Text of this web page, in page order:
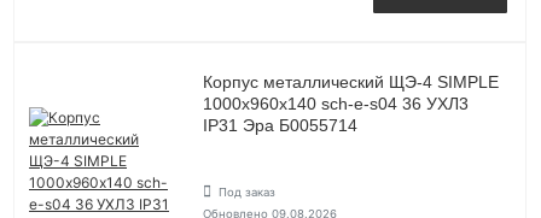
Корпус металлический ЩЭ-4 SIMPLE
1000х960х140 sch-e-s04 36 УХЛ3
IP31 Эра Б0055714
Под заказ
Обновлено 09.08.2026